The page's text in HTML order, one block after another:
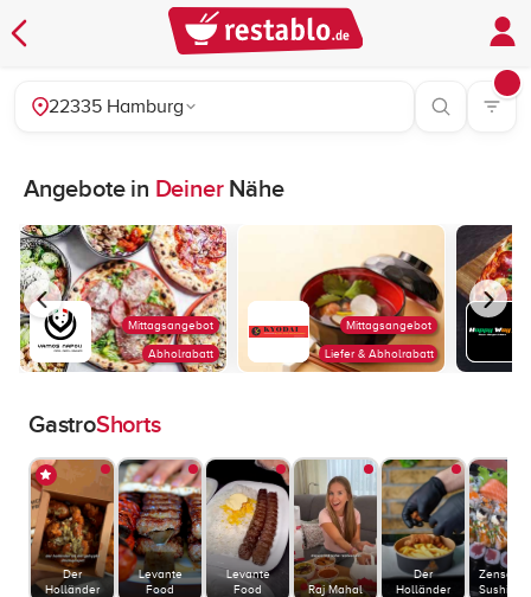
22335 Hamburg
Angebote in DeinerNähe
Abholrabatt
Mittagsangebot
Liefer & Abholrabatt
Mittagsangebot
GastroShorts
Der
Holländer
Levante
Food
Levante
Food
Raj Mahal
Der
Holländer
Zensai
Sushi &